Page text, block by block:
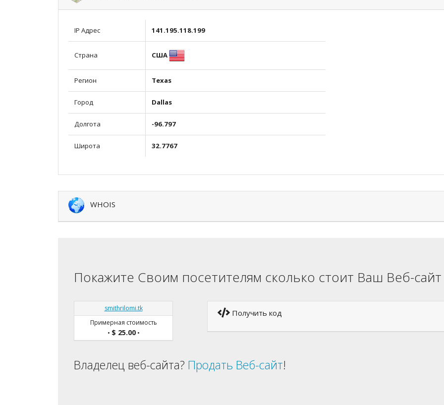
IP Адрес 141.195.118.199
Страна США
Регион Texas
Город Dallas
Долгота -96.797
Широта 32.7767
WHOIS
Покажите Своим посетителям сколько стоит Ваш Веб-сайт
smithrilomi.tk
Примерная стоимость
• $ 25.00•
Получить код
Владелец веб-сайта? Продать Веб-сайт!